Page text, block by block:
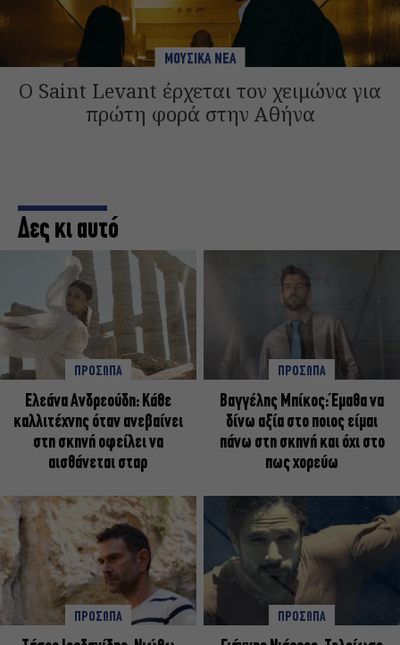
ΜΟΥΣΙΚΑ ΝΕΑ
Ο Saint Levant έρχεται τον χειμώνα για
πρώτη φορά στην Αθήνα
Δες κι αυτό
ΠΡΟΣΩΠΑ
Ελεάνα Ανδρεούδη: Κάθε
καλλιτέχνης όταν ανεβαίνει
στη σκηνή οφείλει να
αισθάνεται σταρ
ΠΡΟΣΩΠΑ
Βαγγέλης Μπίκος: Έμαθα να
δίνω αξία στο ποιος είμαι
πάνω στη σκηνή και όχι στο
πως χορεύω
ΠΡΟΣΩΠΑ ΠΡΟΣΩΠΑ